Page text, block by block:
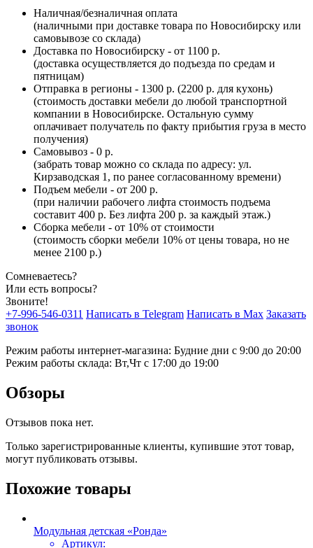
Наличная/безналичная оплата
(наличными при доставке товара по Новосибирску или
самовывозе со склада)
Доставка по Новосибирску - от 1100 р.
(доставка осуществляется до подъезда по средам и
пятницам)
Отправка в регионы - 1300 р. (2200 р. для кухонь)
(стоимость доставки мебели до любой транспортной
компании в Новосибирске. Остальную сумму
оплачивает получатель по факту прибытия груза в место
получения)
Самовывоз - 0 р.
(забрать товар можно со склада по адресу: ул.
Кирзаводская 1, по ранее согласованному времени)
Подъем мебели - от 200 р.
(при наличии рабочего лифта стоимость подъема
составит 400 р. Без лифта 200 р. за каждый этаж.)
Сборка мебели - от 10% от стоимости
(стоимость сборки мебели 10% от цены товара, но не
менее 2100 р.)
Сомневаетесь?
Или есть вопросы?
Звоните!
+7-996-546-0311 Написать в Telegram Написать в Max Заказать
звонок
Режим работы интернет-магазина: Будние дни с 9:00 до 20:00
Режим работы склада: Вт,Чт с 17:00 до 19:00
Обзоры
Отзывов пока нет.
Только зарегистрированные клиенты, купившие этот товар,
могут публиковать отзывы.
Похожие товары
Модульная детская «Ронда»
Артикул: